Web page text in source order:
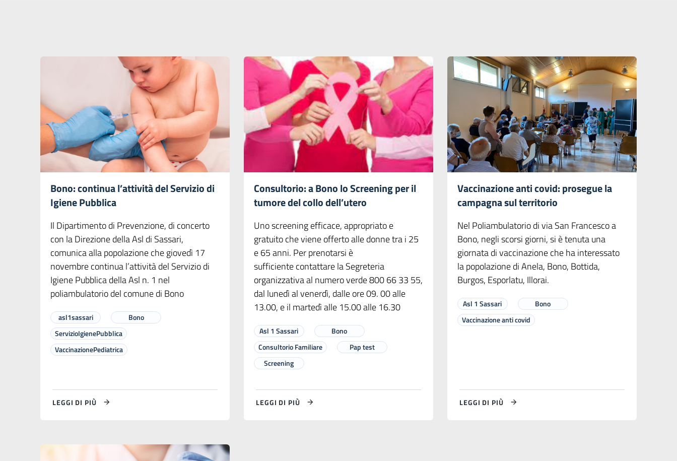
Bono: continua l’attività del Servizio di
Igiene Pubblica
Il Dipartimento di Prevenzione, di concerto
con la Direzione della Asl di Sassari,
comunica alla popolazione che giovedì 17
novembre continua l’attività del Servizio di
Igiene Pubblica della Asl n. 1 nel
poliambulatorio del comune di Bono
asl1sassari
Bono
ServizioIgienePubblica
VaccinazionePediatrica
LEGGI DI PIÙ
Consultorio: a Bono lo Screening per il
tumore del collo dell’utero
Uno screening efficace, appropriato e
gratuito che viene offerto alle donne tra i 25
e 65 anni. Per prenotarsi è
sufficiente contattare la Segreteria
organizzativa al numero verde 800 66 33 55,
dal lunedì al venerdì, dalle ore 09. 00 alle
13.00, e il martedì alle 15.00 alle 16.30
Asl 1 Sassari
Bono
Consultorio Familiare
Pap test
Screening
LEGGI DI PIÙ
Vaccinazione anti covid: prosegue la
campagna sul territorio
Nel Poliambulatorio di via San Francesco a
Bono, negli scorsi giorni, si è tenuta una
giornata di vaccinazione che ha interessato
la popolazione di Anela, Bono, Bottida,
Burgos, Esporlatu, Illorai.
Asl 1 Sassari
Bono
Vaccinazione anti covid
LEGGI DI PIÙ